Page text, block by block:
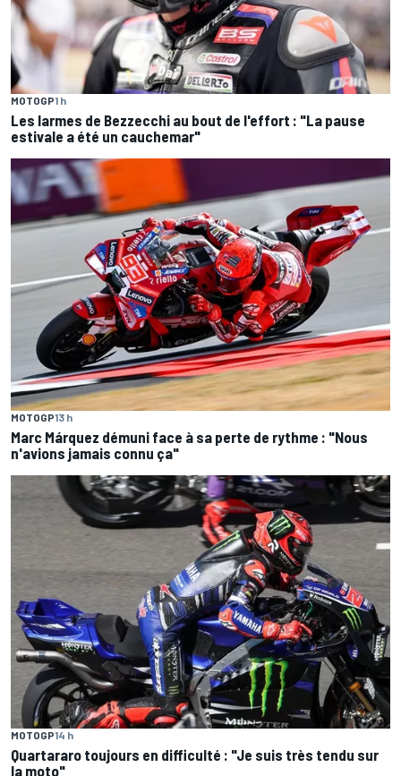
MOTOGP1 h
Les larmes de Bezzecchi au bout de l'effort : "La pause
estivale a été un cauchemar"
MOTOGP13 h
Marc Márquez démuni face à sa perte de rythme : "Nous
n'avions jamais connu ça"
MOTOGP14 h
Quartararo toujours en difficulté : "Je suis très tendu sur
la moto"